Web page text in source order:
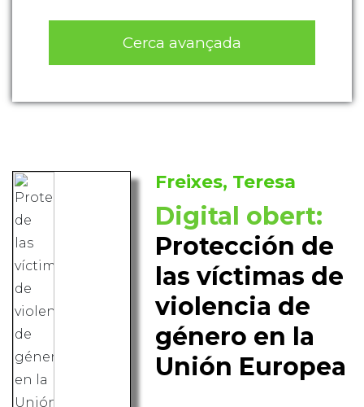
Cerca avançada
Freixes, Teresa
Digital obert:
Protección de
las víctimas de
violencia de
género en la
Unión Europea